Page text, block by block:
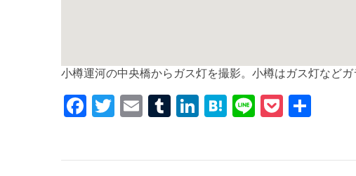
小樽運河の中央橋からガス灯を撮影。小樽はガス灯などガ
F T E T Li H Li P